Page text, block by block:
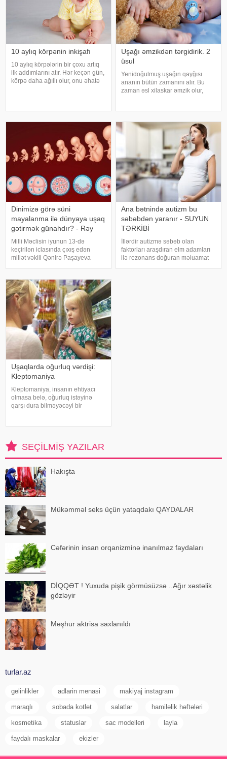
10 aylıq körpənin inkişafı
10 aylıq körpələrin bir çoxu artıq
ilk addımlarını atır. Hər keçən gün,
körpə daha ağıllı olur, onu əhatə
Uşağı əmzikdən tərgidirik. 2
üsul
Yenidoğulmuş uşağın qayğısı
ananın bütün zamanını alır. Bu
zaman əsl xilaskar əmzik olur,
zamanı gəlib çatır. Bunu necə
edək ki, əmzikl
Dinimizə görə süni
mayalanma ilə dünyaya uşaq
gətirmək günahdır? - Rəy
Milli Məclisin iyunun 13-də
keçirilən iclasında çıxış edən
millət vəkili Qənirə Paşayeva
artdığını diqqətə çatdırıb. Millət
vəkili "Reproduktiv sağlamlıq
haqqında"
Ana bətnində autizm bu
səbəbdən yaranır - SUYUN
TƏRKİBİ
İllərdir autizmə səbəb olan
faktorları araşdıran elm adamları
ilə rezonans doğuran məluamat
Uşaqlarda oğurluq vərdişi:
Kleptomaniya
Kleptomaniya, insanın ehtiyacı
olmasa belə, oğurluq istəyinə
qarşı dura bilməyəcəyi bir
uşaqlıq və yeniyetməli
SEÇILMIŞ YAZILAR
Hakışta
Mükəmməl seks üçün yataqdakı QAYDALAR
Cəfərinin insan orqanizminə inanılmaz faydaları
DİQQƏT ! Yuxuda pişik görmüsüzsə ..Ağır xəstəlik
gözləyir
Məşhur aktrisa saxlanıldı
turlar.az
gelinlikler adlarin menasi makiyaj instagram
maraqlı sobada kotlet salatlar hamiləlik həftələri
kosmetika statuslar sac modelleri layla
faydalı maskalar ekizler